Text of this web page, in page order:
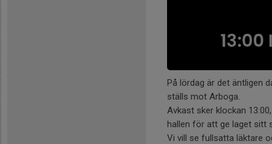
På lördag är det äntligen
ställs mot Arboga.
Avkast sker klockan
hallen för att ge laget sitt
Vi vill se fullsatta läktare